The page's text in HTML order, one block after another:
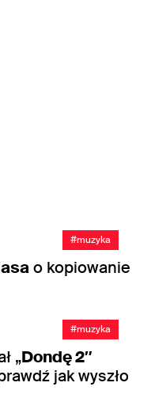
#muzyka
o kopiowanie
#muzyka
„Dondę 2″
jak wyszło